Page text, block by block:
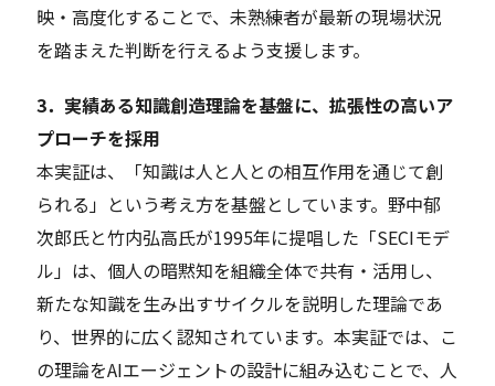
映・高度化することで、未熟練者が最新の現場状況
を踏まえた判断を行えるよう支援します。
3．実績ある知識創造理論を基盤に、拡張性の高いア
プローチを採用
本実証は、「知識は人と人との相互作用を通じて創
られる」という考え方を基盤としています。野中郁
次郎氏と竹内弘高氏が1995年に提唱した「SECIモデ
ル」は、個人の暗黙知を組織全体で共有・活用し、
新たな知識を生み出すサイクルを説明した理論であ
り、世界的に広く認知されています。本実証では、こ
の理論をAIエージェントの設計に組み込むことで、人